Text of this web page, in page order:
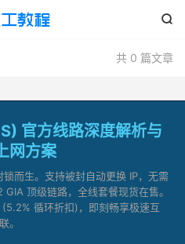

共 0 篇文章
官方线路深度解析与
网方案
而生。支持被封自动更换 IP，无需
顶级链路，全线套餐现货在售。
循环折扣)，即刻畅享极速互
联。